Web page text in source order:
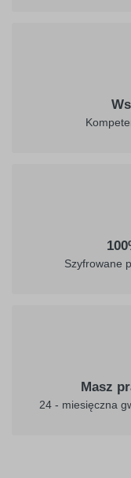
Szyfrowane
Masz
24 - miesięczna